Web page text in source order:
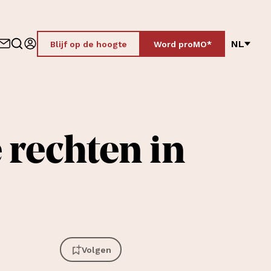
Blijf op de hoogte Word proMO* NL
rechten in
Volgen